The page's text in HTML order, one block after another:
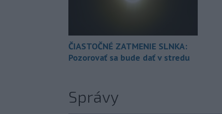
ČIASTOČNÉ ZATMENIE SLNKA:
Pozorovať sa bude dať v stredu
Správy